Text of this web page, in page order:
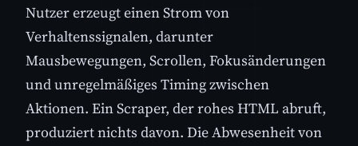
Nutzer erzeugt einen Strom von
Verhaltenssignalen, darunter
Mausbewegungen, Scrollen, Fokusänderungen
und unregelmäßiges Timing zwischen
Aktionen. Ein Scraper, der rohes HTML abruft,
produziert nichts davon. Die Abwesenheit von